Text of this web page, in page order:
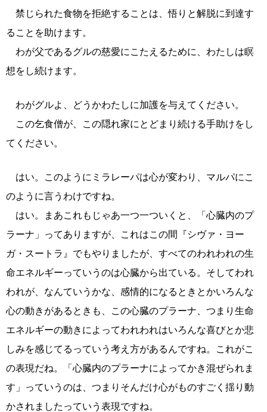
禁じられた食物を拒絶することは、悟りと解脱に到達す
ることを助けます。
わが父であるグルの慈愛にこたえるために、わたしは瞑
想をし続けます。
わがグルよ、どうかわたしに加護を与えてください。
この乞食僧が、この隠れ家にとどまり続ける手助けをし
てください。
はい。このようにミラレーパは心が変わり、マルパにこ
のように言うわけですね。
はい。まあこれもじゃあ一つ一ついくと、「心臓内のプ
ラーナ」ってありますが、これはこの間『シヴァ・ヨー
ガ・スートラ』でもやりましたが、すべてのわれわれの生
命エネルギーっていうのは心臓から出ている。そしてわれ
われが、なんていうかな、感情的になるときとかいろんな
心の動きがあるときも、この心臓のプラーナ、つまり生命
エネルギーの動きによってわれわれはいろんな喜びとか悲
しみを感じてるっていう考え方があるんですね。これがこ
の表現だね。「心臓内のプラーナによってかき混ぜられま
す」っていうのは、つまりそんだけ心がものすごく揺り動
かされましたっていう表現ですね。